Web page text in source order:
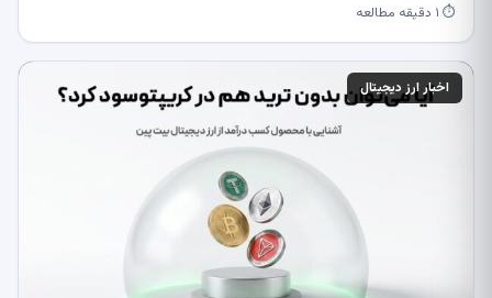
⏱ ۱ دقیقه مطالعه
اخبار ارز دیجیتال